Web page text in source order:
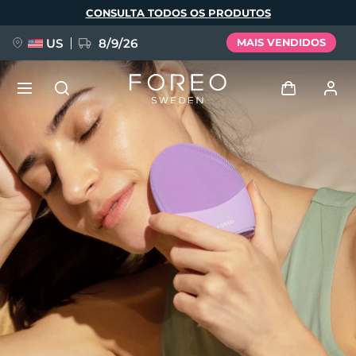
principal
CONSULTA TODOS OS PRODUTOS
US 8/9/26 MAIS VENDIDOS
Perfil de usuário
Meus aparelhos
Meus pedidos
Meus endereços
As minhas subscrições
NOVIDADE
FAQ™ Pure Beauty-Tech Elixir
BREAKING NEWS
issa™ Teeth Whitening Set
Idioma
English Deutsch
Español
Français
Italiano
Português
Svenska
Русский
Türkçe
简体中文 繁體中文